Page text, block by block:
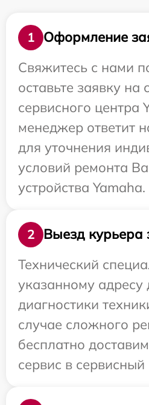
1
Оформление
Свяжитесь с нами
оставьте заявку на
сервисного центра
менеджер ответит
для уточнения
условий ремонта
устройства Yamaha.
2
Выезд курьера
Технический
указанному адресу
диагностики
случае сложного
бесплатно
сервис в сервисный